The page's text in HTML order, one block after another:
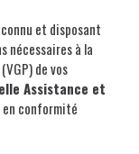
et disposant
nécessaires à la
de vos
Assistance et
conformité